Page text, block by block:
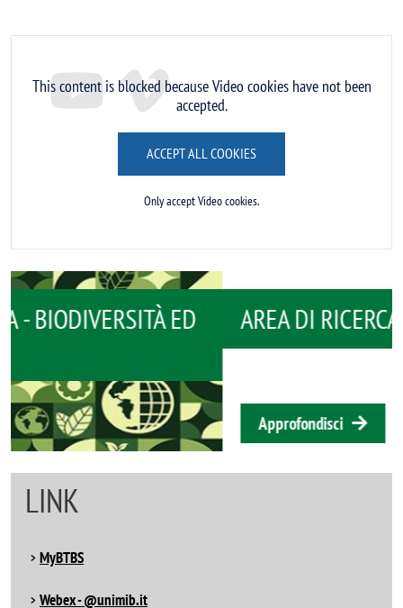
Remote video URL
This content is blocked because Video cookies have not been
accepted.
ACCEPT ALL COOKIES
Only accept Video cookies.
AREA DI RICERCA - BIOMEDICINA
Approfondisci
LINK
MyBTBS
Webex - @unimib.it